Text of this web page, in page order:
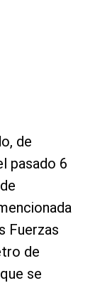
de
pasado 6
Fuerzas
de
se